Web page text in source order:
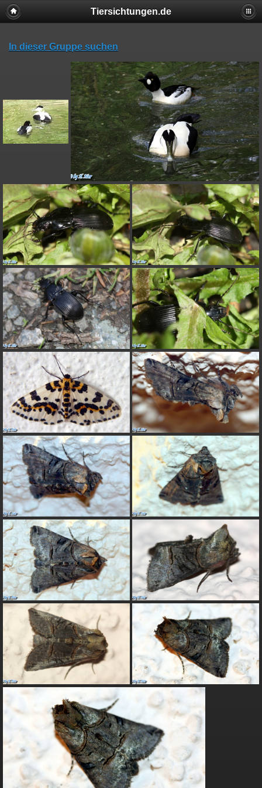
Tiersichtungen.de
In dieser Gruppe suchen